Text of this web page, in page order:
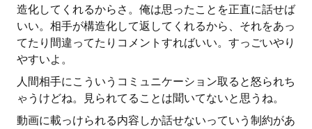
造化してくれるからさ。俺は思ったことを正直に話せば
いい。相手が構造化して返してくれるから、それをあっ
てたり間違ってたりコメントすればいい。すっごいやり
やすいよ。
人間相手にこういうコミュニケーション取ると怒られち
ゃうけどね。見られてることは聞いてないと思うね。
動画に載っけられる内容しか話せないっていう制約があ